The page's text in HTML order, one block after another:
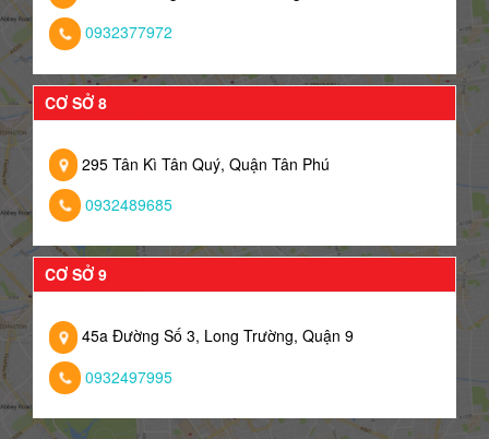
0932377972
CƠ SỞ 8
295 Tân Kì Tân Quý, Quận Tân Phú
0932489685
CƠ SỞ 9
45a Đường Số 3, Long Trường, Quận 9
0932497995